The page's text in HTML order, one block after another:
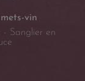
vin
- Sanglier en